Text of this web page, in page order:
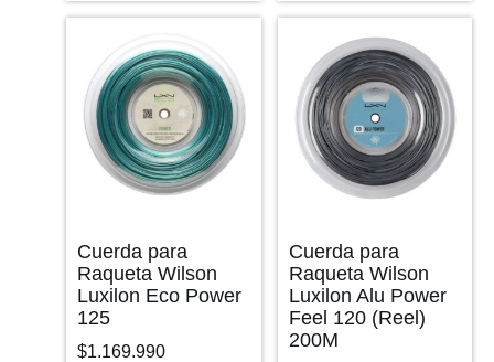
Cuerda para
Raqueta Wilson
Luxilon Eco Power
125
$1.169.990
Cuerda para
Raqueta Wilson
Luxilon Alu Power
Feel 120 (Reel)
200M